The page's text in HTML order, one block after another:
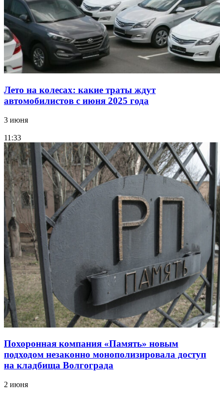
Лето на колесах: какие траты ждут
автомобилистов с июня 2025 года
3 июня
11:33
Похоронная компания «Память» новым
подходом незаконно монополизировала доступ
на кладбища Волгограда
2 июня